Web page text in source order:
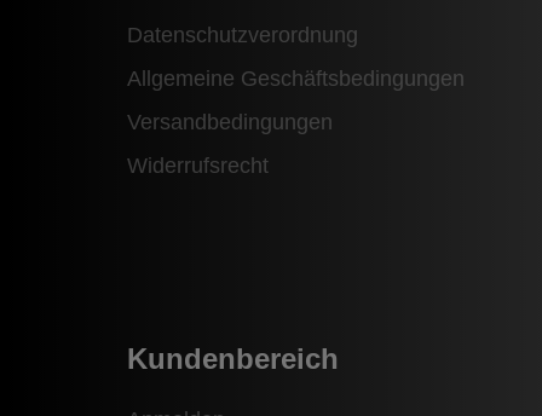
Datenschutzverordnung
Allgemeine Geschäftsbedingungen
Versandbedingungen
Widerrufsrecht
Kundenbereich